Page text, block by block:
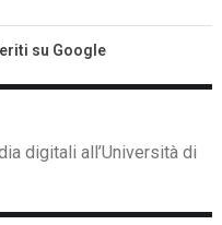
su Google
digitali all’Università di